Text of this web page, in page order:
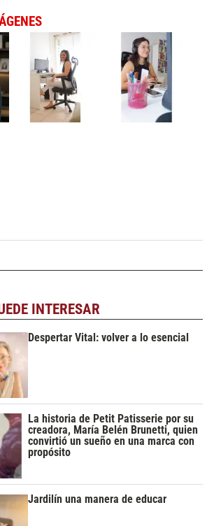
INTERESAR
Despertar Vital: volver a lo esencial
La historia de Petit Patisserie por su
creadora, María Belén Brunetti, quien
convirtió un sueño en una marca con
propósito
Jardilín una manera de educar